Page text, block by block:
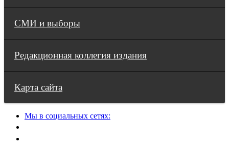
СМИ и выборы
Редакционная коллегия издания
Карта сайта
Мы в социальных сетях: